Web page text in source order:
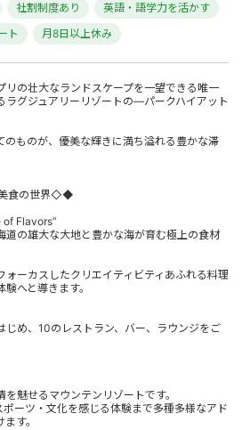
社割制度あり
英語・語学力を活かす
ト
月8日以上休み
リの壮大なランドスケープを一望できる唯一
ラグジュアリーリゾートの―パークハイアット
のものが、優美な輝きに満ち溢れる豊かな滞
食の世界◇◆
of Flavors”
道の雄大な大地と豊かな海が育む極上の食材
ォーカスしたクリエイティビティあふれる料理
へと導きます。
じめ、10のレストラン、バー、ラウンジをご
魅せるマウンテンリゾートです。
ーツ・文化を感じる体験まで多種多様なアド
す。